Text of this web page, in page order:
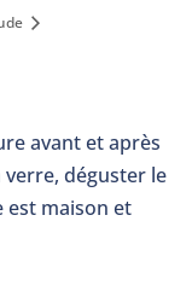
avant et après
déguster le
est maison et